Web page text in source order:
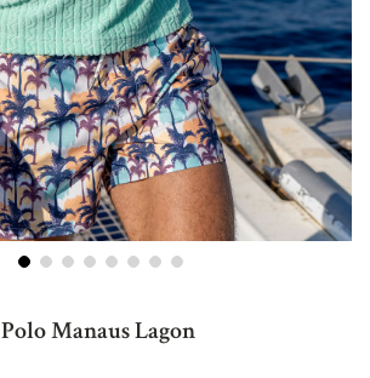
Polo Manaus Lagon